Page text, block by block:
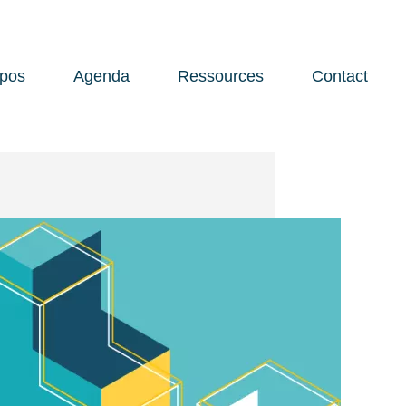
Agenda Ressources Contact